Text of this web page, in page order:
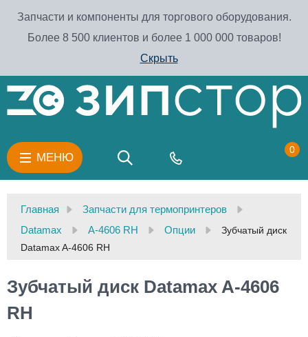
Запчасти и компоненты для торгового оборудования.
Более 8 500 клиентов и более 1 000 000 товаров!
Скрыть
МЕНЮ
0
Главная
Запчасти для термопринтеров
Datamax
A-4606 RH Опции
Зубчатый диск
Datamax A-4606 RH
Зубчатый диск Datamax A-4606
RH